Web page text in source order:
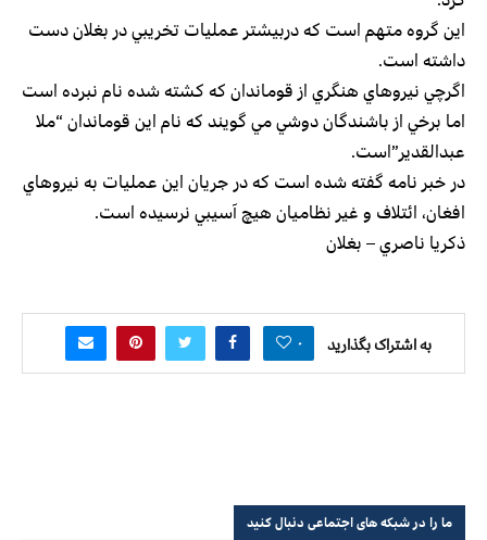
اين گروه متهم است كه دربيشتر عمليات تخريبي در بغلان دست
داشته است.
اگرچي نيروهاي هنگري از قوماندان كه كشته شده نام نبرده است
اما برخي از باشندگان دوشي مي گويند كه نام اين قوماندان “ملا
عبدالقدير”است.
در خبر نامه گفته شده است كه در جريان اين عمليات به نيروهاي
افغان، ائتلاف و غير نظاميان هيچ آسيبي نرسيده است.
ذكريا ناصري – بغلان
به اشتراک بگذارید ۰
ما را در شبکه های اجتماعی دنبال کنید